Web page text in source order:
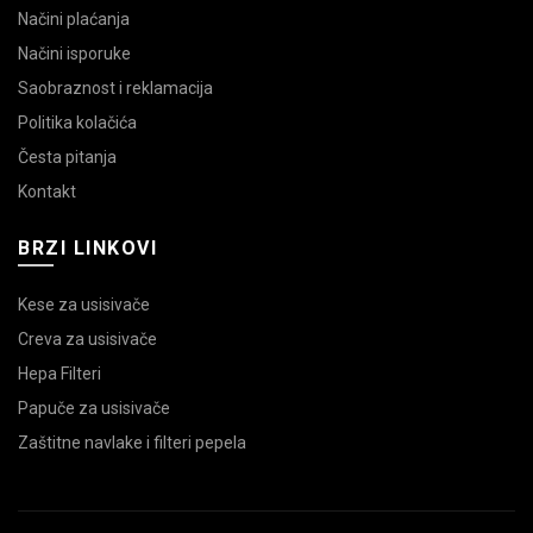
Načini plaćanja
Načini isporuke
Saobraznost i reklamacija
Politika kolačića
Česta pitanja
Kontakt
BRZI LINKOVI
Kese za usisivače
Creva za usisivače
Hepa Filteri
Papuče za usisivače
Zaštitne navlake i filteri pepela